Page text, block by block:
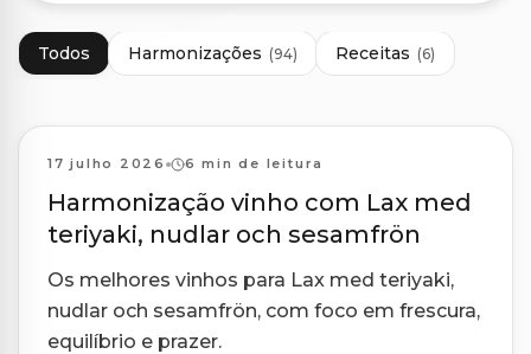
Todos Harmonizações (94) Receitas (6)
Harmonizações
17 julho 2026 6 min de leitura
Harmonização vinho com Lax med
teriyaki, nudlar och sesamfrön
Os melhores vinhos para Lax med teriyaki,
nudlar och sesamfrön, com foco em frescura,
equilíbrio e prazer.